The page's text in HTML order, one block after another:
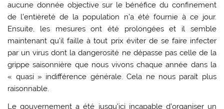
aucune donnée objective sur le bénéfice du confinement
de l’entièreté de la population n’a été fournie à ce jour.
Ensuite, les mesures ont été prolongées et il semble
maintenant qu’il faille à tout prix éviter de se faire infecter
par un virus dont la dangerosité ne dépasse pas celle de la
grippe saisonnière que nous vivons chaque année dans la
« quasi » indifférence générale. Cela ne nous paraît plus
raisonnable.
Le gouvernement a été jusqu’ici incapable d’organiser un